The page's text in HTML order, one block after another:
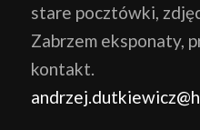
stare pocztówki,
Zabrzem eksponaty,
kontakt.